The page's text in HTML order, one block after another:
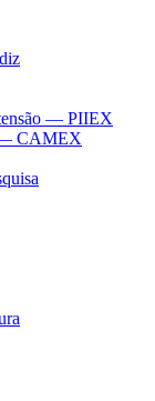
— PIIEX
— CAMEX